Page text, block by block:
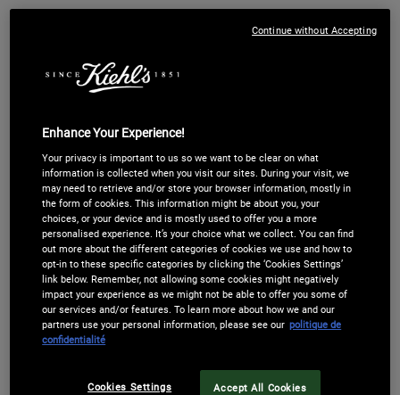
Quel nettoyant visage
choisir ?
Quel sérum visage choisir ?
une peau sensible
Enhance Your Experience!
Your privacy is important to us so we want to be clear on what
information is collected when you visit our sites. During your visit, we
may need to retrieve and/or store your browser information, mostly in
the form of cookies. This information might be about you, your
choices, or your device and is mostly used to offer you a more
personalised experience. It’s your choice what we collect. You can find
out more about the different categories of cookies we use and how to
opt-in to these specific categories by clicking the ‘Cookies Settings’
link below. Remember, not allowing some cookies might negatively
impact your experience as we might not be able to offer you some of
our services and/or features. To learn more about how we and our
partners use your personal information, please see our politique de
confidentialité
Cookies Settings Accept All Cookies
Continue without Accepting